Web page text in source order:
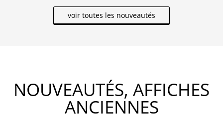
voir toutes les nouveautés
NOUVEAUTÉS, AFFICHES
ANCIENNES